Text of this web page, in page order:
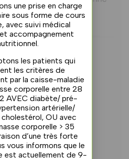
Heures de
téléphone
Lundi
Jeudi
08:30 – 11:30
14:00 – 17:00
Vendredi
08:30 – 11:30
une prise en charge
sous forme de cours
avec suivi médical
accompagnement
les patients qui
les critères de
par la caisse-maladie
corporelle entre 28
AVEC diabète/ pré-
artérielle/
OU avec
corporelle > 35
d’une très forte
vous informons que le
est actuellement de 9-